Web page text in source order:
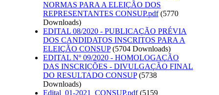
NORMAS PARA A ELEIÇÃO DOS
REPRESENTANTES CONSUP.pdf (5770
Downloads)
EDITAL 08/2020 - PUBLICAÇÃO PRÉVIA
DOS CANDIDATOS INSCRITOS PARA A
ELEIÇÃO CONSUP (5704 Downloads)
EDITAL Nº 09/2020 - HOMOLOGAÇÃO
DAS INSCRIÇÕES - DIVULGAÇÃO FINAL
DO RESULTADO CONSUP (5738
Downloads)
Edital_01-2021_CONSUP.pdf (5159